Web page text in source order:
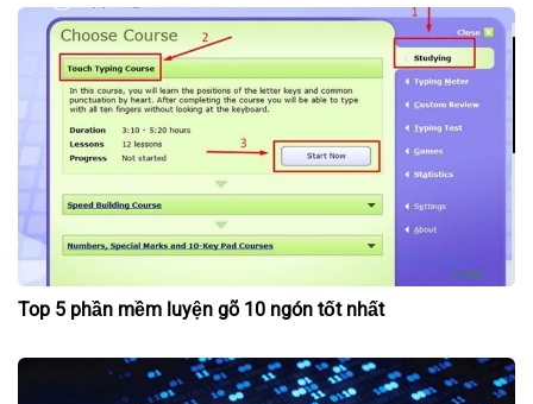
Top 5 phần mềm luyện gõ 10 ngón tốt nhất